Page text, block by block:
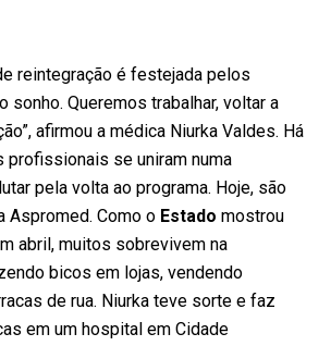
reintegração é festejada pelos
sonho. Queremos trabalhar, voltar a
afirmou a médica Niurka Valdes. Há
profissionais se uniram numa
pela volta ao programa. Hoje, são
Aspromed. Como o Estado mostrou
abril, muitos sobrevivem na
bicos em lojas, vendendo
de rua. Niurka teve sorte e faz
em um hospital em Cidade